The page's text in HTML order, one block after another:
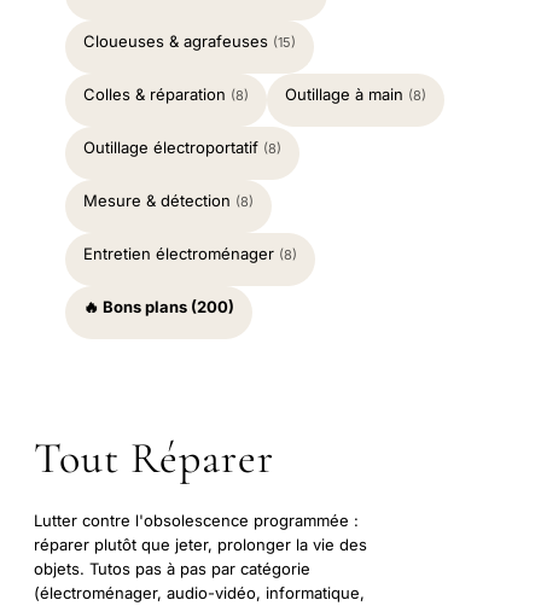
Cloueuses & agrafeuses (15)
Colles & réparation (8) Outillage à main (8)
Outillage électroportatif (8)
Mesure & détection (8)
Entretien électroménager (8)
🔥 Bons plans (200)
Tout Réparer
Lutter contre l'obsolescence programmée :
réparer plutôt que jeter, prolonger la vie des
objets. Tutos pas à pas par catégorie
(électroménager, audio-vidéo, informatique,